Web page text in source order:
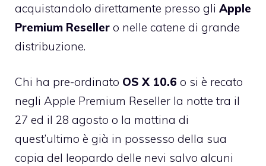
acquistandolo direttamente presso gli Apple
Premium Reseller o nelle catene di grande
distribuzione.
Chi ha pre-ordinato OS X 10.6 o si è recato
negli Apple Premium Reseller la notte tra il
27 ed il 28 agosto o la mattina di
quest’ultimo è già in possesso della sua
copia del leopardo delle nevi salvo alcuni